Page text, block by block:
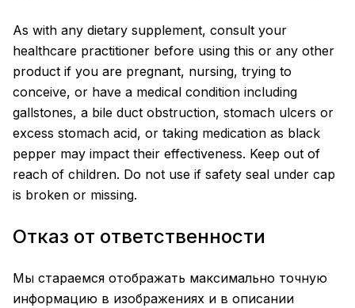
As with any dietary supplement, consult your
healthcare practitioner before using this or any other
product if you are pregnant, nursing, trying to
conceive, or have a medical condition including
gallstones, a bile duct obstruction, stomach ulcers or
excess stomach acid, or taking medication as black
pepper may impact their effectiveness. Keep out of
reach of children. Do not use if safety seal under cap
is broken or missing.
Отказ от ответственности
Мы стараемся отображать максимально точную
информацию в изображениях и в описании